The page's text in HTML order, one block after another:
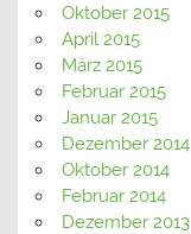
Oktober 2015
April 2015
März 2015
Februar 2015
Januar 2015
Dezember 2014
Oktober 2014
Februar 2014
Dezember 2013